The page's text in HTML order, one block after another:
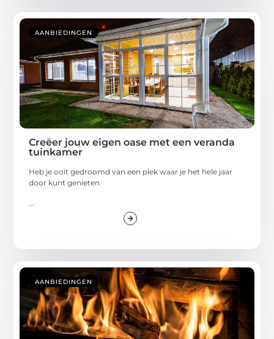
AANBIEDINGEN
Creëer jouw eigen oase met een veranda
tuinkamer
Heb je ooit gedroomd van een plek waar je het hele jaar
door kunt genieten
AANBIEDINGEN